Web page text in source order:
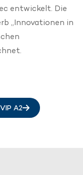
entwickelt. Die
„Innovationen in
A2